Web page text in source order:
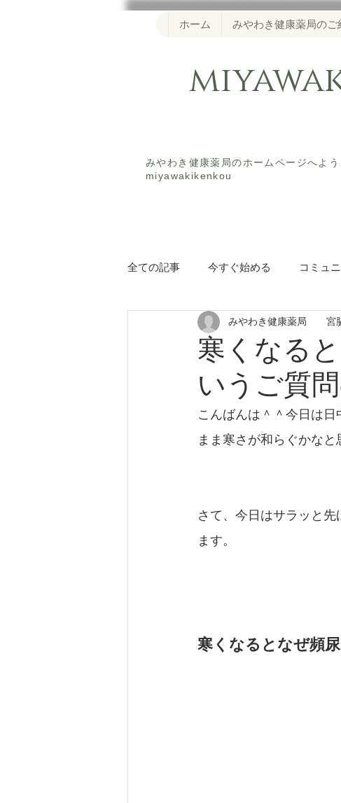
ホーム みやわき健康薬局のご
みやわき健康薬局のホームページへよ
miyawakikenkou
全ての記事 今すぐ始める コミュ
アトピー性皮膚炎 腸
更年期障害 頭痛
肩こり 慢性疲労
寒くなる
いうご質
みやわき健康薬局 宮
こんばんは＾＾今日は
まま寒さが和らぐかなと
さて、今日はサラッと
ます。
寒くなるとなぜ頻